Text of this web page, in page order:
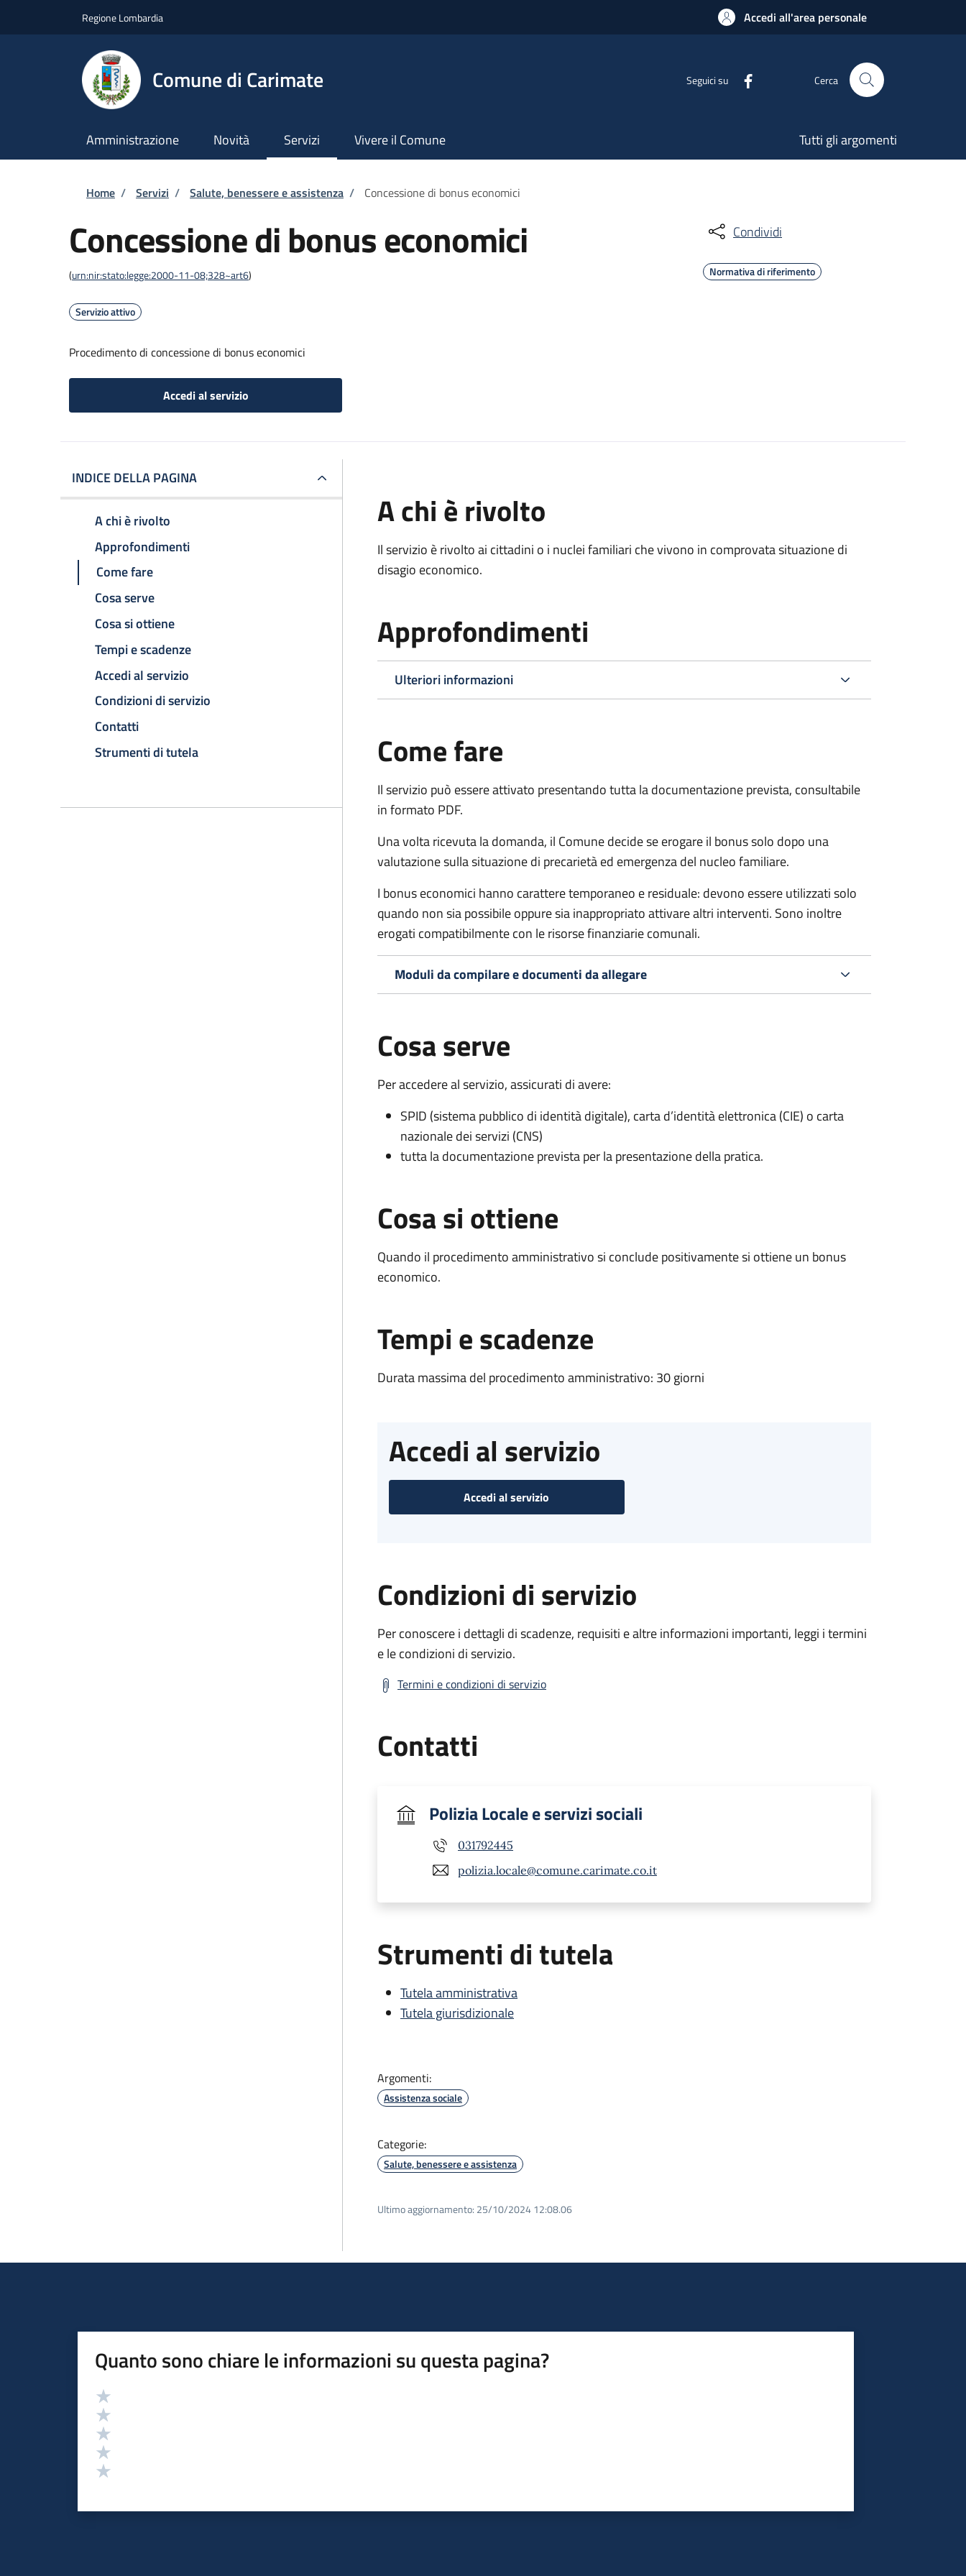
Regione Lombardia Accedi all'area personale
Comune di Carimate Seguici su Cerca
Amministrazione Novità Servizi Vivere il Comune Tutti gli argomenti
Briciole di pane
Home / Servizi / Salute, benessere e assistenza / Concessione di bonus economici
Concessione di bonus economici
(urn:nir:stato:legge:2000-11-08;328~art6)
Servizio attivo
Procedimento di concessione di bonus economici
Accedi al servizio
Condividi
Normativa di riferimento
INDICE DELLA PAGINA
A chi è rivolto
Approfondimenti
Come fare
Cosa serve
Cosa si ottiene
Tempi e scadenze
Accedi al servizio
Condizioni di servizio
Contatti
Strumenti di tutela
A chi è rivolto
Il servizio è rivolto ai cittadini o i nuclei familiari che vivono in comprovata situazione di
disagio economico.
Approfondimenti
Ulteriori informazioni
Come fare
Il servizio può essere attivato presentando tutta la documentazione prevista, consultabile
in formato PDF.
Una volta ricevuta la domanda, il Comune decide se erogare il bonus solo dopo una
valutazione sulla situazione di precarietà ed emergenza del nucleo familiare.
I bonus economici hanno carattere temporaneo e residuale: devono essere utilizzati solo
quando non sia possibile oppure sia inappropriato attivare altri interventi. Sono inoltre
erogati compatibilmente con le risorse finanziarie comunali.
Moduli da compilare e documenti da allegare
Cosa serve
Per accedere al servizio, assicurati di avere:
SPID (sistema pubblico di identità digitale), carta d’identità elettronica (CIE) o carta
nazionale dei servizi (CNS)
tutta la documentazione prevista per la presentazione della pratica.
Cosa si ottiene
Quando il procedimento amministrativo si conclude positivamente si ottiene un bonus
economico.
Tempi e scadenze
Durata massima del procedimento amministrativo: 30 giorni
Accedi al servizio
Accedi al servizio
Condizioni di servizio
Per conoscere i dettagli di scadenze, requisiti e altre informazioni importanti, leggi i termini
e le condizioni di servizio.
Termini e condizioni di servizio
Contatti
Polizia Locale e servizi sociali
031792445
polizia.locale@comune.carimate.co.it
Strumenti di tutela
Tutela amministrativa
Tutela giurisdizionale
Argomenti:
Assistenza sociale
Categorie:
Salute, benessere e assistenza
Ultimo aggiornamento: 25/10/2024 12:08.06
Quanto sono chiare le informazioni su questa pagina?
Valutazione